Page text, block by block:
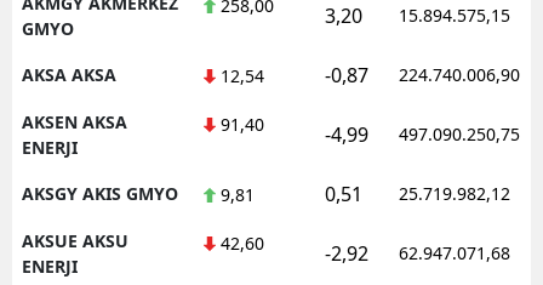
GMYO
258,00 3,20 15.894.575,15
AKSA AKSA 12,54 -0,87 224.740.006,90
AKSEN AKSA
ENERJI
91,40 -4,99 497.090.250,75
AKSGY AKIS GMYO 9,81 0,51 25.719.982,12
AKSUE AKSU
ENERJI
42,60 -2,92 62.947.071,68